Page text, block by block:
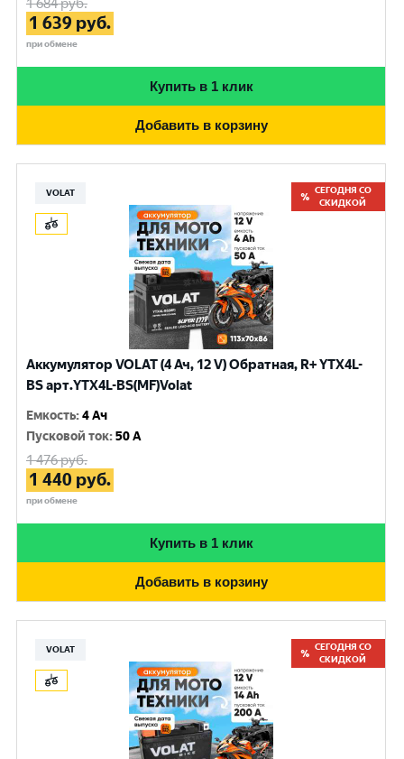
1 684руб.
1 639 руб.
при обмене
Купить в 1 клик
Добавить в корзину
VOLAT
СЕГОДНЯ СО
СКИДКОЙ
Аккумулятор VOLAT (4 Ач, 12 V) Обратная, R+ YTX4L-
BS арт.YTX4L-BS(MF)Volat
Емкость:4 Ач
Пусковой ток:50 A
1 476руб.
1 440 руб.
при обмене
Купить в 1 клик
Добавить в корзину
VOLAT
СЕГОДНЯ СО
СКИДКОЙ